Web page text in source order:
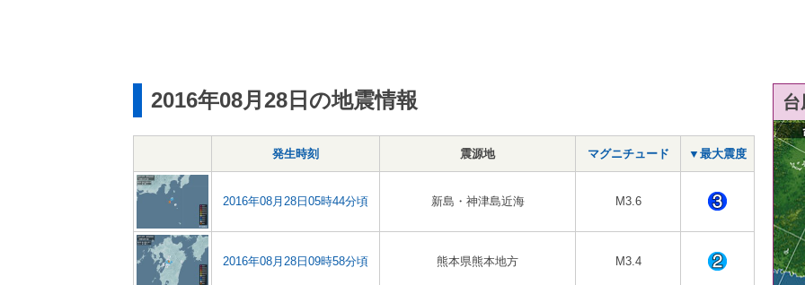
2016年08月28日の地震情報
発生時刻 震源地 マグニチュード ▼最大震度
2016年08月28日05時44分頃 新島・神津島近海 M3.6
2016年08月28日09時58分頃 熊本県熊本地方 M3.4